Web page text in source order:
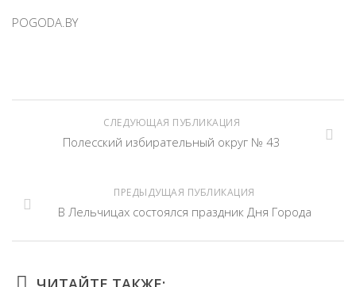
POGODA.BY
СЛЕДУЮЩАЯ ПУБЛИКАЦИЯ
Полесский избирательный округ № 43
ПРЕДЫДУЩАЯ ПУБЛИКАЦИЯ
В Лельчицах состоялся праздник Дня Города